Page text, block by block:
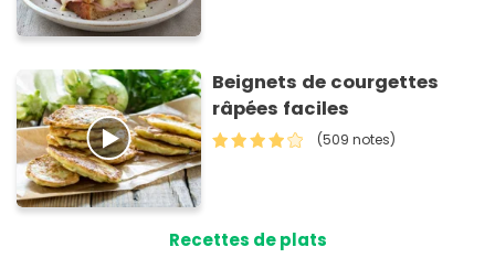
Beignets de courgettes
râpées faciles
(509 notes)
Recettes de plats